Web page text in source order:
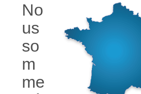
No
us
so
m
me